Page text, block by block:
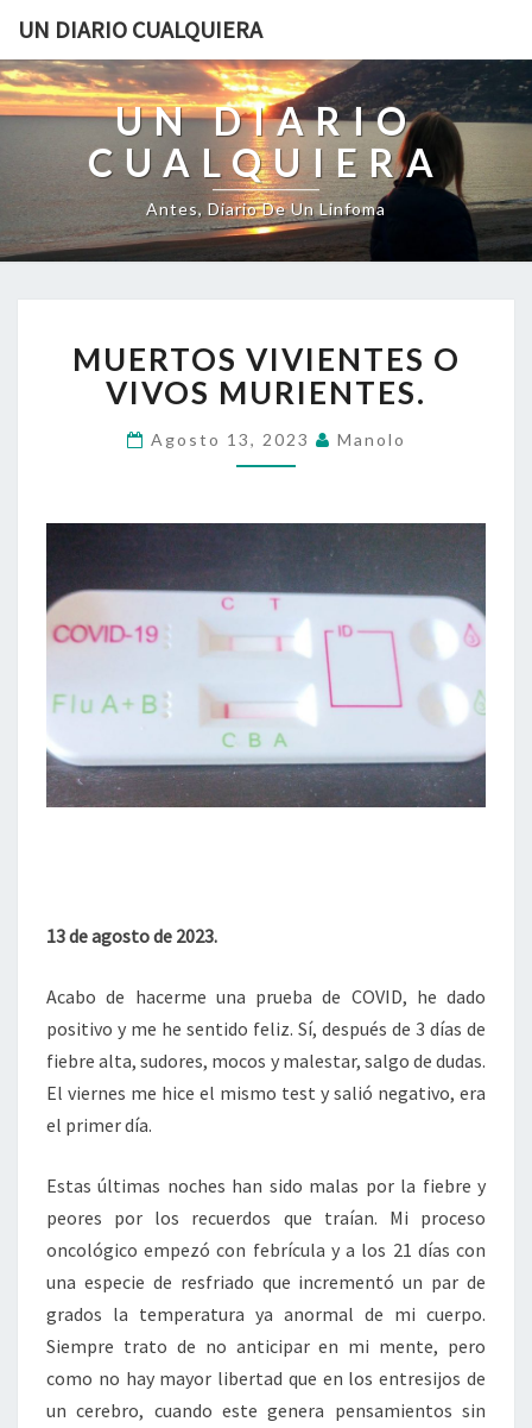
UN DIARIO CUALQUIERA
UN DIARIO
CUALQUIERA
Antes, Diario De Un Linfoma
VIVIENTES
O
VIVOS
MURIENTES.
MUERTOS VIVIENTES O
VIVOS MURIENTES.
Agosto 13, 2023 Manolo
13 de agosto de 2023.
Acabo de hacerme una prueba de COVID, he dado
positivo y me he sentido feliz. Sí, después de 3 días de
fiebre alta, sudores, mocos y malestar, salgo de dudas.
El viernes me hice el mismo test y salió negativo, era
el primer día.
Estas últimas noches han sido malas por la fiebre y
peores por los recuerdos que traían. Mi proceso
oncológico empezó con febrícula y a los 21 días con
una especie de resfriado que incrementó un par de
grados la temperatura ya anormal de mi cuerpo.
Siempre trato de no anticipar en mi mente, pero
como no hay mayor libertad que en los entresijos de
un cerebro, cuando este genera pensamientos sin